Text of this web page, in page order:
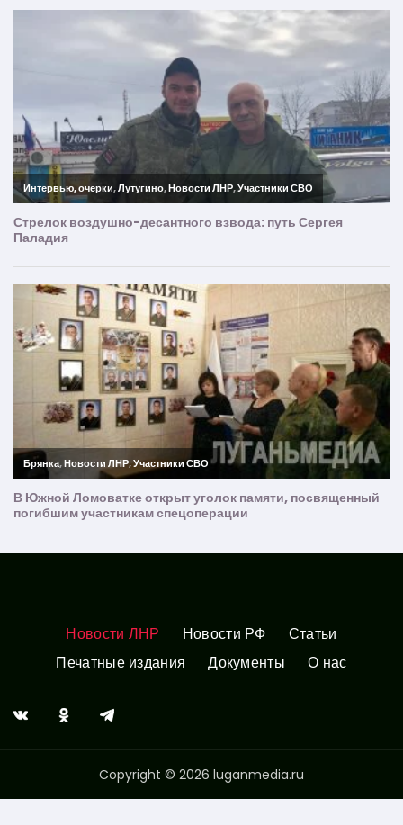
Новости ЛНР Новости РФ
Статьи
Печатные издания
Документы О нас
Copyright © 2026 luganmedia.ru